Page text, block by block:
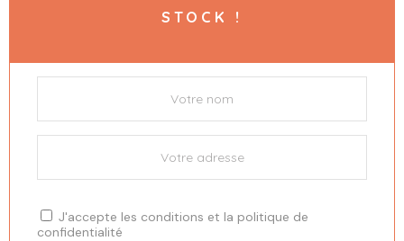
STOCK !
J'accepte les conditions et la politique de
confidentialité